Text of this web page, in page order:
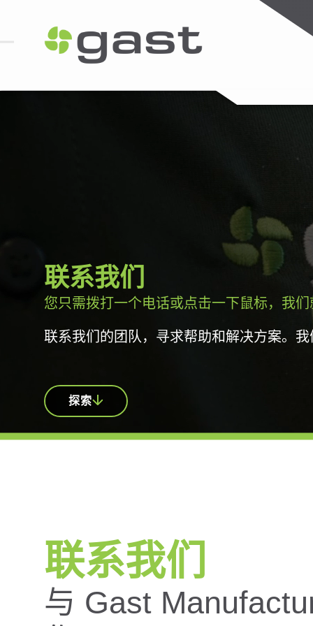
联系我们
您只需拨打一个电话或点击一下鼠标，我
联系我们的团队，寻求帮助和解决方案。
探索
联系我们
与 Gast